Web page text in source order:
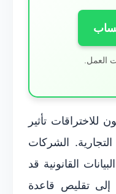
العمل.
تأثير
الشركات
القانونية قد
إلى تقليص قاعدة